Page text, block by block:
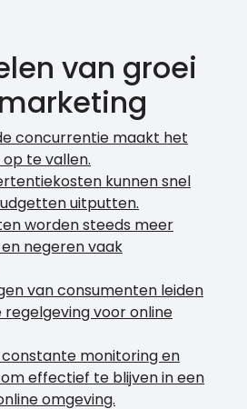
van groei
concurrentie maakt het
te vallen.
kunnen snel
uitputten.
worden steeds meer
negeren vaak
van consumenten leiden
voor online
constante monitoring en
effectief te blijven in een
omgeving.